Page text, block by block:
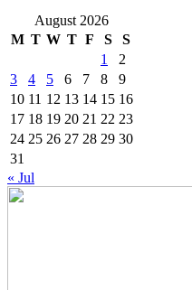
August 2026
M T W T F S
S
1
2
3
4 5 6 7 8
9
10 11 12 13 14 15 16
17 18 19 20 21 22 23
24 25 26 27 28 29 30
31
« Jul